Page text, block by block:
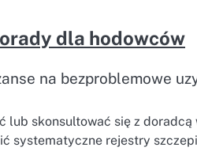
dla hodowców
na bezproblemowe
lub skonsultować się z
systematyczne rejestry